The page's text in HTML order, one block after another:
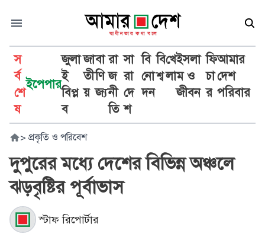
স
র্ব
শে
ষ
ইপেপার
জুলা
ই
বিপ্ল
ব
জা
তী
য়
বা
ণি
জ্য
রা
জ
নী
তি
সা
রা
দে
শ
বি
নো
দন
বি
শ্ব
খে
লা
ইসলা
ম ও
জীবন
ফি
চা
র
আমার
দেশ
পরিবার
> প্রকৃতি ও পরিবেশ
দুপুরের মধ্যে দেশের বিভিন্ন অঞ্চলে
ঝড়বৃষ্টির পূর্বাভাস
স্টাফ রিপোর্টার